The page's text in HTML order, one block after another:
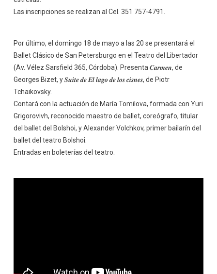
Las inscripciones se realizan al Cel. 351 757-4791.
Por último, el domingo 18 de mayo a las 20 se presentará el
Ballet Clásico de San Petersburgo en el Teatro del Libertador
(Av. Vélez Sarsfield 365, Córdoba). Presenta 𝑪𝒂𝒓𝒎𝒆𝒏, de
Georges Bizet, y 𝑺𝒖𝒊𝒕𝒆 𝒅𝒆 𝑬𝒍 𝒍𝒂𝒈𝒐 𝒅𝒆 𝒍𝒐𝒔 𝒄𝒊𝒔𝒏𝒆𝒔, de Piotr
Tchaikovsky.
Contará con la actuación de María Tomilova, formada con Yuri
Grigorovivh, reconocido maestro de ballet, coreógrafo, titular
del ballet del Bolshoi, y Alexander Volchkov, primer bailarín del
ballet del teatro Bolshoi.
Entradas en boleterías del teatro.